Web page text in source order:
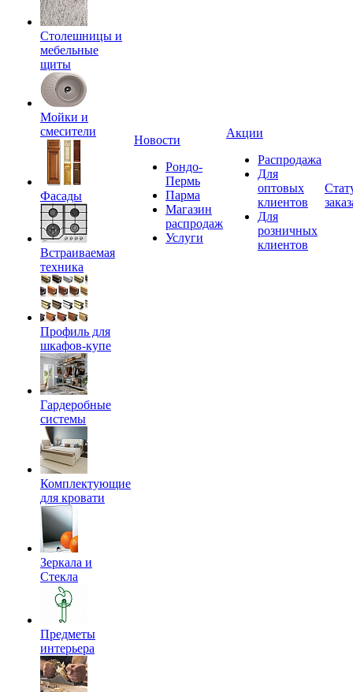
Столешницы и
мебельные
щиты
Мойки и
смесители
Фасады
Встраиваемая
техника
Профиль для
шкафов-купе
Гардеробные
системы
Комплектующие
для кровати
Зеркала и
Стекла
Предметы
интерьера
Новости
Рондо-
Пермь
Парма
Магазин
распродаж
Услуги
Акции
Распродажа
Для
оптовых
клиентов
Для
розничных
клиентов